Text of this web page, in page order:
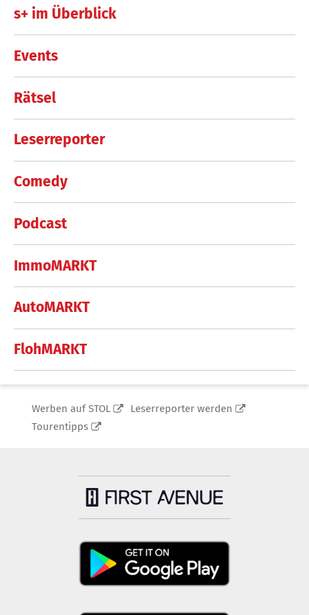
s+ im Überblick
Events
Rätsel
Leserreporter
Comedy
Podcast
ImmoMARKT
AutoMARKT
FlohMARKT
Werben auf STOL
Leserreporter werden
Tourentipps